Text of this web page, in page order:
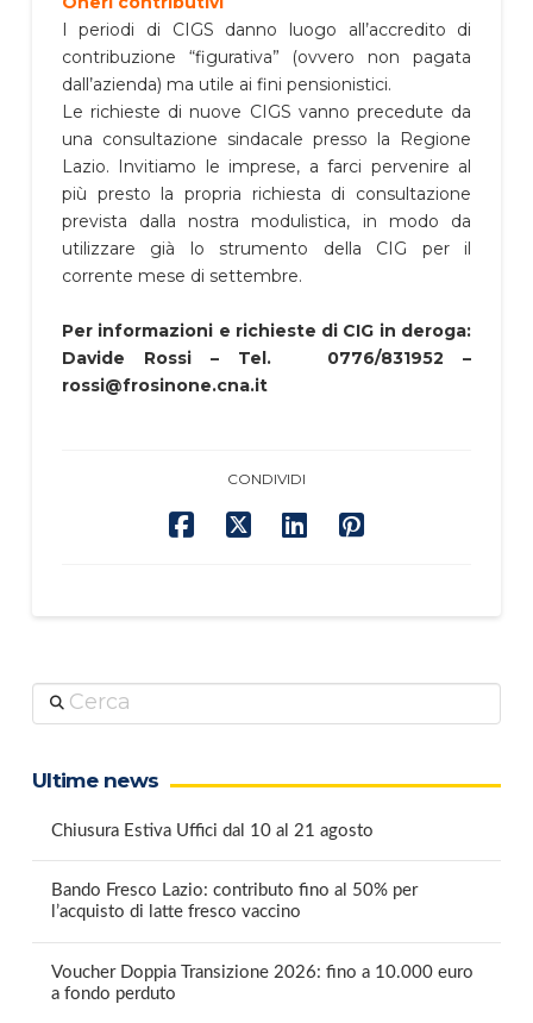
I periodi di CIGS danno luogo all’accredito di
contribuzione “figurativa” (ovvero non pagata
dall’azienda) ma utile ai fini pensionistici.
Le richieste di nuove CIGS vanno precedute da
una consultazione sindacale presso la Regione
Lazio. Invitiamo le imprese, a farci pervenire al
più presto la propria richiesta di consultazione
prevista dalla nostra modulistica, in modo da
utilizzare già lo strumento della CIG per il
corrente mese di settembre.
Per informazioni e richieste di CIG in deroga:
Davide Rossi – Tel. 0776/831952 –
rossi@frosinone.cna.it
CONDIVIDI
Cerca
Ultime news
Chiusura Estiva Uffici dal 10 al 21 agosto
Bando Fresco Lazio: contributo fino al 50% per
l’acquisto di latte fresco vaccino
Voucher Doppia Transizione 2026: fino a 10.000 euro
a fondo perduto